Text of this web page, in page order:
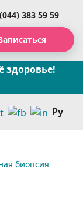
383 59 59
здоровье!
Ру
биопсия